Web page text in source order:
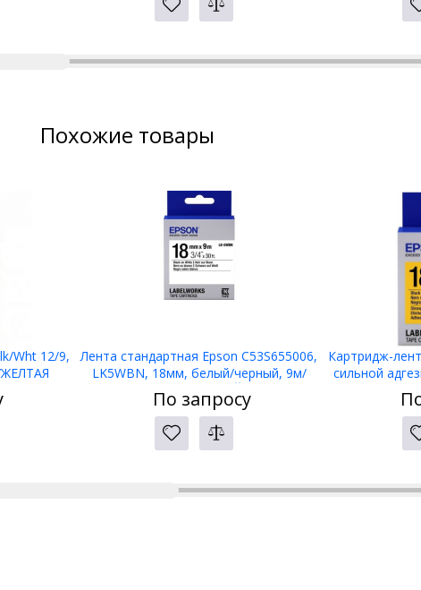
Похожие товары
Wht 12/9,
ЖЕЛТАЯ
Лента стандартная Epson C53S655006,
LK5WBN, 18мм, белый/черный, 9м/
ЖЕЛТАЯ НАКЛЕЙКА
По запросу
Картридж-
сильной
желтый 18